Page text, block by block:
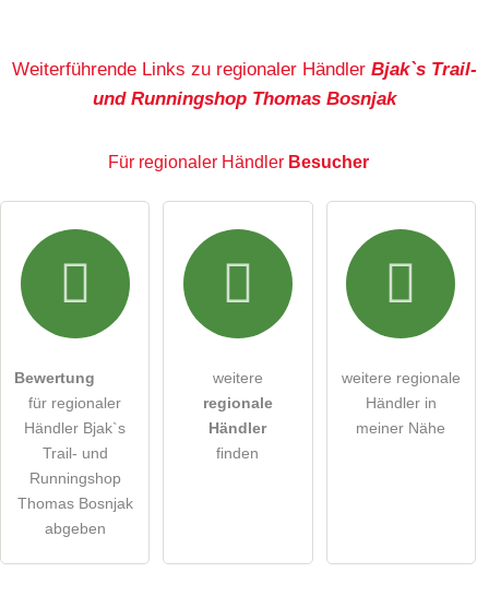
Hiermit akzeptiere ich die .
Die Datenschutzerklärunghabe ich zur Kenntnis genommen.
Hinweis: Bitte beachten Sie, öffentliche Fragen sind
alle Besucher sichtbar
Klicken Sie hier um eine
regionaler Händler-Eintrag zu stellen
Weiterführende Links zu regionaler Händler Bjak`s Trail-
und Runningshop Thomas Bosnjak
Für regionaler Händler Besucher
Bewertung
für regionaler
Händler Bjak`s
Trail- und
Runningshop
Thomas Bosnjak
abgeben
weitere
regionale
Händler
finden
weitere regionale
Händler in
meiner Nähe